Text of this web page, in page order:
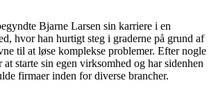
Bjarne Larsen sin karriere i en
hvor han hurtigt steg i graderne på grund af
til at løse komplekse problemer. Efter nogle
at starte sin egen virksomhed og har sidenhen
firmaer inden for diverse brancher.